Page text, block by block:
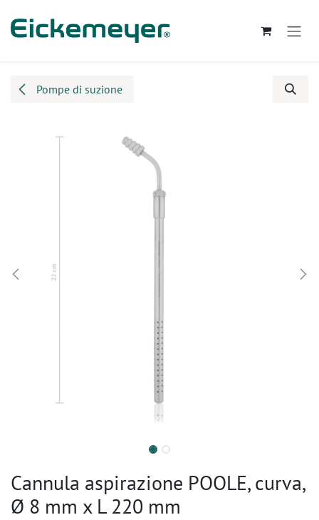
Pompe di suzione
Cannula aspirazione POOLE, curva,
Ø 8 mm x L 220 mm